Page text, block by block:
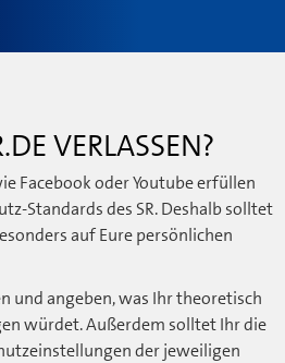
VERLASSEN?
Facebook oder Youtube erfüllen
Standards des SR. Deshalb solltet
auf Eure persönlichen
und angeben, was Ihr theoretisch
würdet. Außerdem solltet Ihr die
der jeweiligen